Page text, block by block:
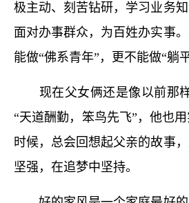
极主动、刻苦钻研，学习业务
面对办事群众，为百姓办实事
能做“佛系青年”，更不能做“躺
现在父女俩还是像以前那样
“天道酬勤，笨鸟先飞”，他也
时候，总会回想起父亲的故事
坚强，在追梦中坚持。